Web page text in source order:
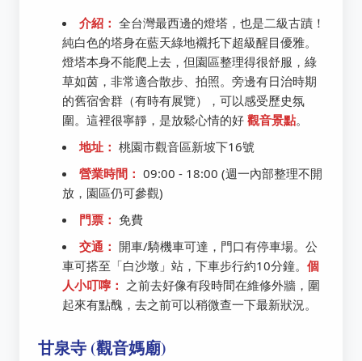
介紹： 全台灣最西邊的燈塔，也是二級古蹟！
純白色的塔身在藍天綠地襯托下超級醒目優雅。
燈塔本身不能爬上去，但園區整理得很舒服，綠
草如茵，非常適合散步、拍照。旁邊有日治時期
的舊宿舍群（有時有展覽），可以感受歷史氛
圍。這裡很寧靜，是放鬆心情的好 觀音景點。
地址： 桃園市觀音區新坡下16號
營業時間： 09:00 - 18:00 (週一內部整理不開
放，園區仍可參觀)
門票： 免費
交通： 開車/騎機車可達，門口有停車場。公
車可搭至「白沙墩」站，下車步行約10分鐘。 個
人小叮嚀： 之前去好像有段時間在維修外牆，圍
起來有點醜，去之前可以稍微查一下最新狀況。
甘泉寺 (觀音媽廟)